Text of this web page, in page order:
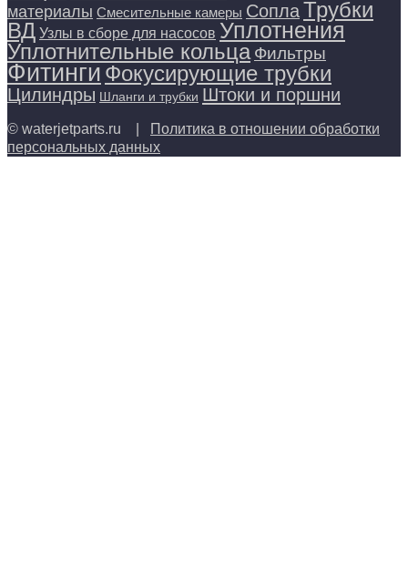
материалы Смесительные камеры СоплаТрубки
ВД Узлы в сборе для насосов Уплотнения
Уплотнительные кольца Фильтры
Фитинги Фокусирующие трубки
Цилиндры Шланги и трубки Штоки и поршни
© waterjetparts.ru |
Политика в отношении обработки
персональных данных